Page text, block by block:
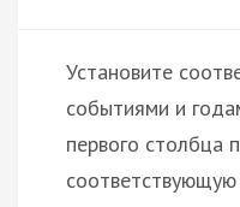
Установите
событиями и
первого столбца